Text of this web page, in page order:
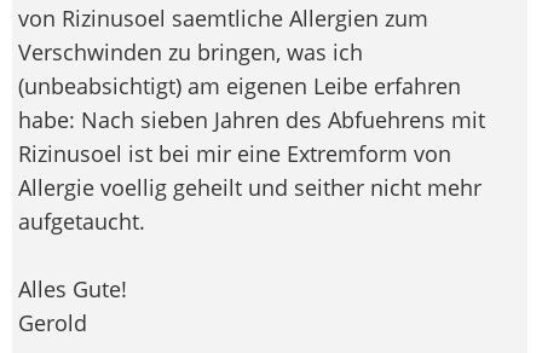
von Rizinusoel saemtliche Allergien zum
Verschwinden zu bringen, was ich
(unbeabsichtigt) am eigenen Leibe erfahren
habe: Nach sieben Jahren des Abfuehrens mit
Rizinusoel ist bei mir eine Extremform von
Allergie voellig geheilt und seither nicht mehr
aufgetaucht.
Alles Gute!
Gerold